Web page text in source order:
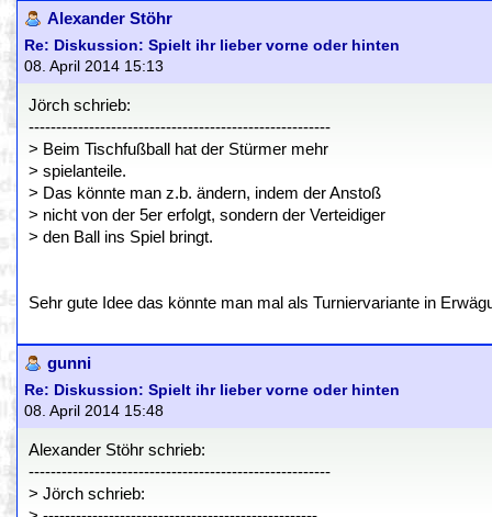
Alexander Stöhr
Re: Diskussion: Spielt ihr lieber vorne oder hinten
08. April 2014 15:13
Jörch schrieb:
-------------------------------------------------------
> Beim Tischfußball hat der Stürmer mehr
> spielanteile.
> Das könnte man z.b. ändern, indem der Anstoß
> nicht von der 5er erfolgt, sondern der Verteidiger
> den Ball ins Spiel bringt.
Sehr gute Idee das könnte man mal als Turniervariante in
gunni
Re: Diskussion: Spielt ihr lieber vorne oder hinten
08. April 2014 15:48
Alexander Stöhr schrieb:
-------------------------------------------------------
> Jörch schrieb: